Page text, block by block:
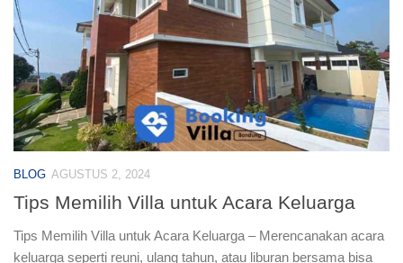
BLOG AGUSTUS 2, 2024
Tips Memilih Villa untuk Acara Keluarga
Tips Memilih Villa untuk Acara Keluarga – Merencanakan acara
keluarga seperti reuni, ulang tahun, atau liburan bersama bisa